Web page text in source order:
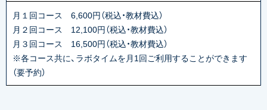
月１回コース 6,600円（税込・教材費込）
月２回コース 12,100円（税込・教材費込）
月３回コース 16,500円（税込・教材費込）
※各コース共に、ラボタイムを月1回ご利用することができます
（要予約）